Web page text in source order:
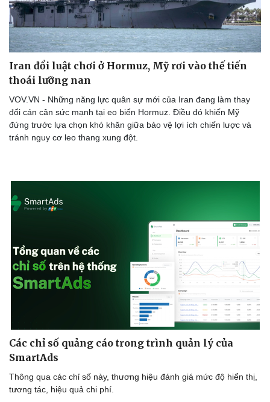
Thông tin doanh nghiệp
Doanh nghiệp 24h
Doanh nhân
Vì cộng đồng
Sành điệu
Trải nghiệm
Chuyển đổi số
Iran đổi luật chơi ở Hormuz, Mỹ rơi vào thế tiến
thoái lưỡng nan
VOV.VN - Những năng lực quân sự mới của Iran đang làm thay
đổi cán cân sức mạnh tại eo biển Hormuz. Điều đó khiến Mỹ
đứng trước lựa chọn khó khăn giữa bảo vệ lợi ích chiến lược và
tránh nguy cơ leo thang xung đột.
Các chỉ số quảng cáo trong trình quản lý của
SmartAds
Thông qua các chỉ số này, thương hiệu đánh giá mức độ hiển thị,
tương tác, hiệu quả chi phí.